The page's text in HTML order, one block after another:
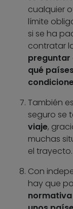
cualquier
límite
si se ha
contratar
preguntar
qué
También
seguro se
viaje,
muchas
el trayecto.
Con
hay que